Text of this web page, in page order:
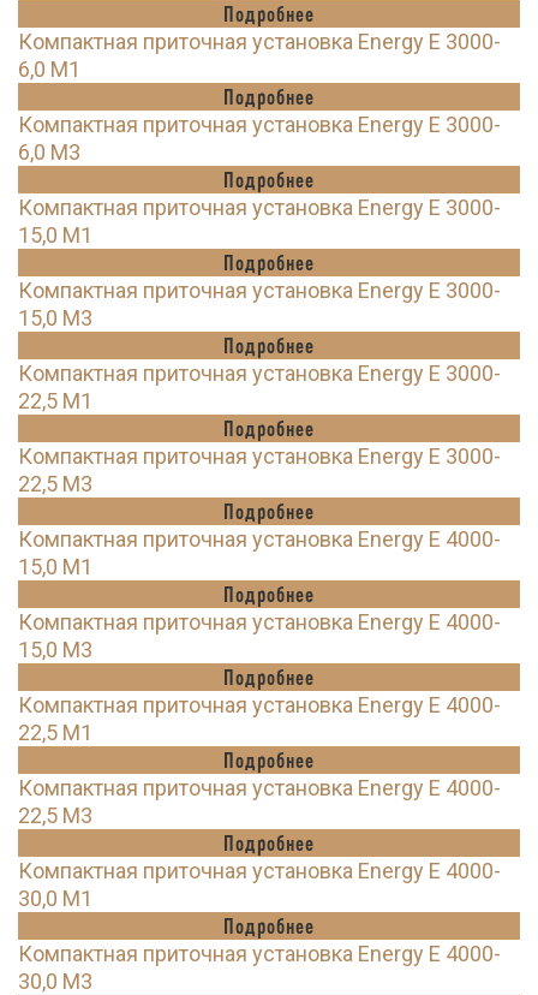
Подробнее
Компактная приточная установка Energy E 3000-
6,0 M1
Подробнее
Компактная приточная установка Energy E 3000-
6,0 M3
Подробнее
Компактная приточная установка Energy E 3000-
15,0 M1
Подробнее
Компактная приточная установка Energy E 3000-
15,0 M3
Подробнее
Компактная приточная установка Energy E 3000-
22,5 M1
Подробнее
Компактная приточная установка Energy E 3000-
22,5 M3
Подробнее
Компактная приточная установка Energy E 4000-
15,0 M1
Подробнее
Компактная приточная установка Energy E 4000-
15,0 M3
Подробнее
Компактная приточная установка Energy E 4000-
22,5 M1
Подробнее
Компактная приточная установка Energy E 4000-
22,5 M3
Подробнее
Компактная приточная установка Energy E 4000-
30,0 M1
Подробнее
Компактная приточная установка Energy E 4000-
30,0 M3